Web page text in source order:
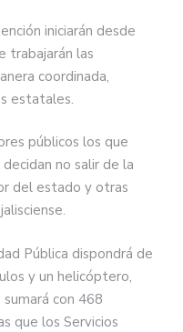
iniciarán desde
trabajarán las
coordinada,
estatales.
públicos los que
no salir de la
del estado y otras
Pública dispondrá de
y un helicóptero,
con 468
que los Servicios